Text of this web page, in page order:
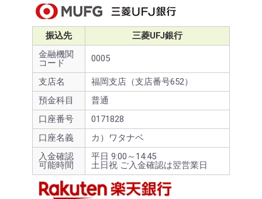
振込先
三菱UFJ銀行
金融機関
コード
0005
支店名
福岡支店（支店番号652）
預金科目
普通
口座番号
0171828
口座名義
カ）ワタナベ
入金確認
可能時間
平日 9:00～14:45
土日祝 ご入金確認は翌営業日